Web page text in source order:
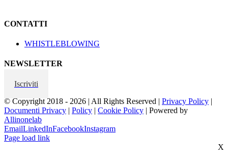
CONTATTI
WHISTLEBLOWING
NEWSLETTER
Iscriviti
© Copyright 2018 - 2026 | All Rights Reserved | Privacy Policy |
Documenti Privacy | Policy | Cookie Policy | Powered by
Allinonelab
EmailLinkedInFacebookInstagram
Page load link
X